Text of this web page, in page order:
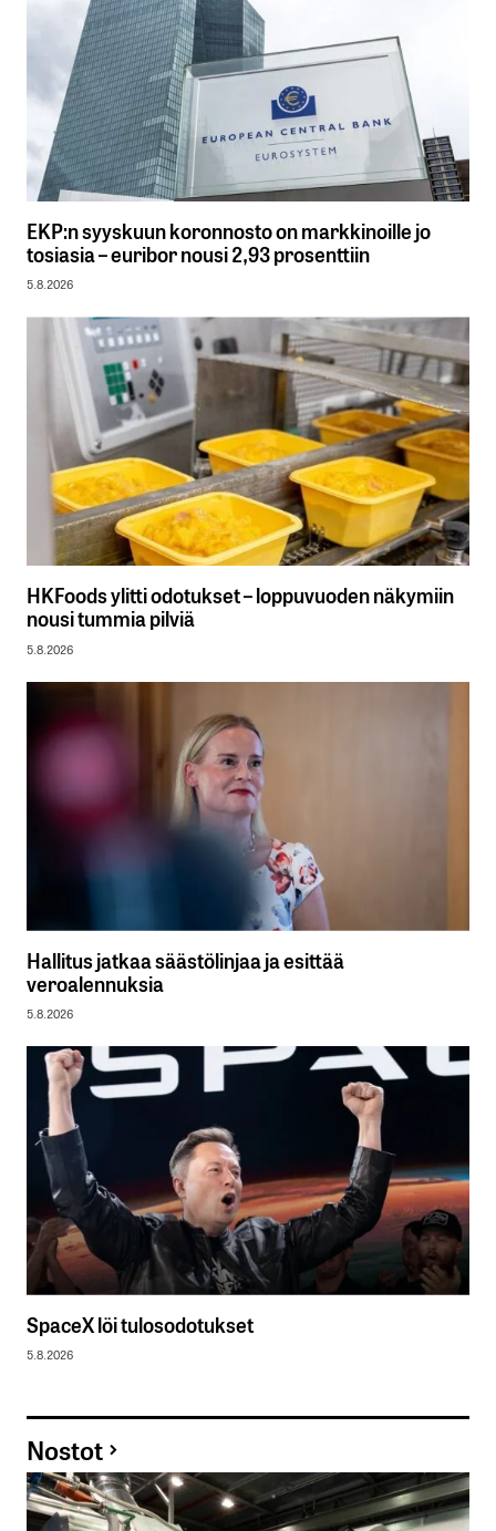
EKP:n syyskuun koronnosto on markkinoille jo
tosiasia – euribor nousi 2,93 prosenttiin
5.8.2026
HKFoods ylitti odotukset – loppuvuoden näkymiin
nousi tummia pilviä
5.8.2026
Hallitus jatkaa säästölinjaa ja esittää
veroalennuksia
5.8.2026
SpaceX löi tulosodotukset
5.8.2026
Nostot